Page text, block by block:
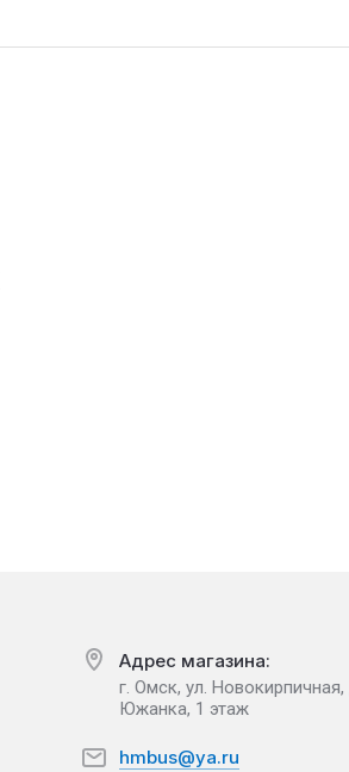
Адрес магазина:
г. Омск, ул.
Южанка, 1 этаж
hmbus@ya.ru